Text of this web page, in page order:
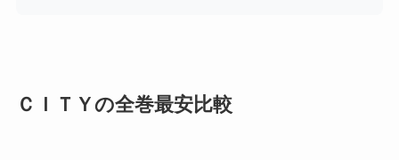
ＣＩＴＹの全巻最安比較